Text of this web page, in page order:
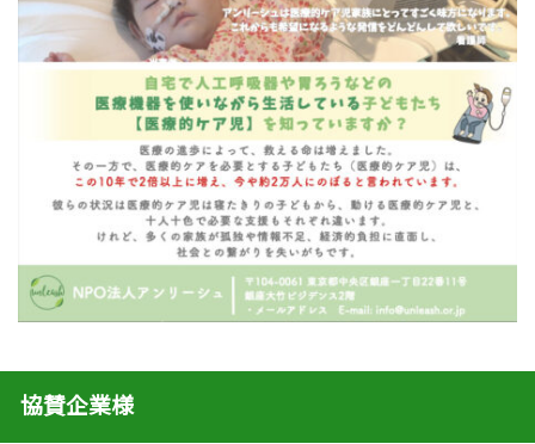
協賛企業様